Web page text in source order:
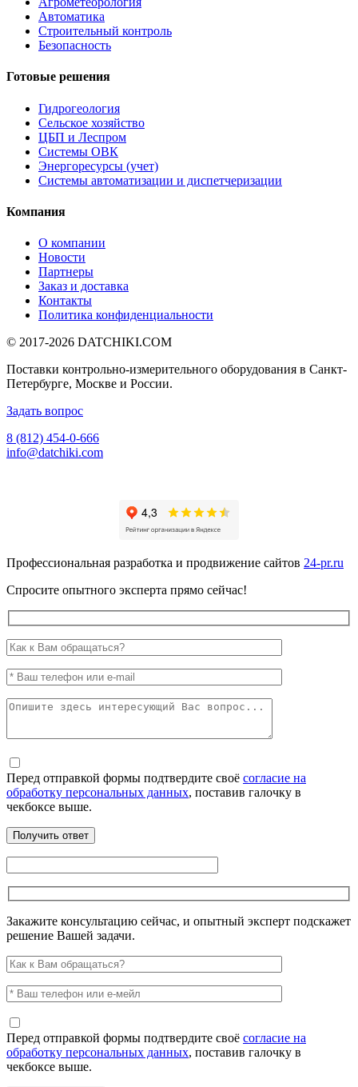
Автоматика
Строительный контроль
Безопасность
Готовые решения
Гидрогеология
Сельское хозяйство
ЦБП и Леспром
Системы ОВК
Энергоресурсы (учет)
Системы автоматизации и диспетчеризации
Компания
О компании
Новости
Партнеры
Заказ и доставка
Контакты
Политика конфиденциальности
© 2017-2026 DATCHIKI.COM
Поставки контрольно-измерительного оборудования в Санкт-
Петербурге, Москве и России.
Задать вопрос
8 (812) 454-0-666
info@datchiki.com
Профессиональная разработка и продвижение сайтов 24-pr.ru
Спросите опытного эксперта прямо сейчас!
Перед отправкой формы подтвердите своё согласие на
обработку персональных данных, поставив галочку в
чекбоксе выше.
Закажите консультацию сейчас, и опытный эксперт подскажет
решение Вашей задачи.
Перед отправкой формы подтвердите своё согласие на
обработку персональных данных, поставив галочку в
чекбоксе выше.